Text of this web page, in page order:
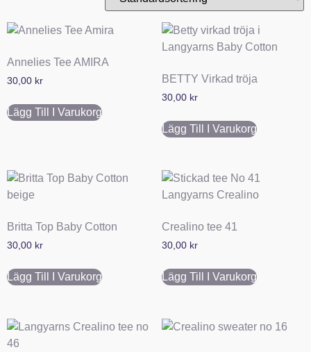
Annelies Tee AMIRA
30,00 kr
Lägg Till I Varukorg
BETTY Virkad tröja
30,00 kr
Lägg Till I Varukorg
Britta Top Baby Cotton
30,00 kr
Lägg Till I Varukorg
Crealino tee 41
30,00 kr
Lägg Till I Varukorg